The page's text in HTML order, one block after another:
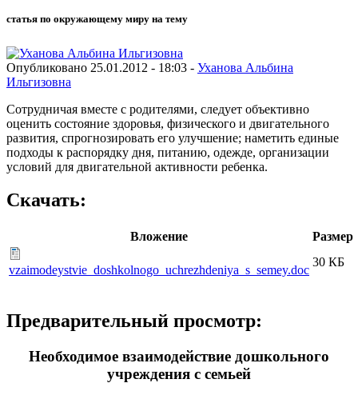
статья по окружающему миру на тему
Опубликовано 25.01.2012 - 18:03 - Уханова Альбина
Ильгизовна
Сотрудничая вместе с родителями, следует объективно
оценить состояние здоровья, физического и двигательного
развития, спрогнозировать его улучшение; наметить единые
подходы к распорядку дня, питанию, одежде, организации
условий для двигательной активности ребенка.
Скачать:
Вложение Размер
vzaimodeystvie_doshkolnogo_uchrezhdeniya_s_semey.doc
30 КБ
Предварительный просмотр:
Необходимое взаимодействие дошкольного
учреждения с семьей